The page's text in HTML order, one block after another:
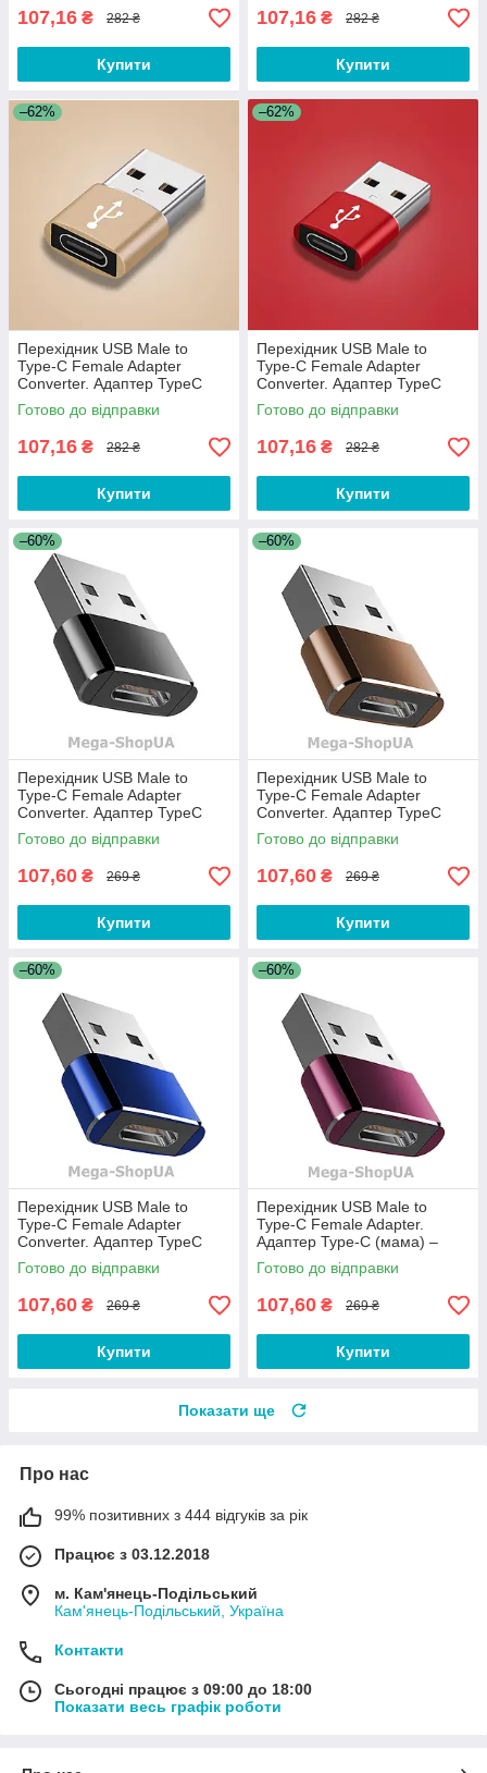
107,16 ₴ 282 ₴
Купити
107,16 ₴ 282 ₴
Купити
–62%
Перехідник USB Male to
Type-C Female Adapter
Converter. Адаптер TypeC
(мама) - USB (тато) WC32QS
Золотистий
Готово до відправки
107,16 ₴ 282 ₴
Купити
–62%
Перехідник USB Male to
Type-C Female Adapter
Converter. Адаптер TypeC
(мама) - USB (тато) WC32QS
Червоний
Готово до відправки
107,16 ₴ 282 ₴
Купити
–60%
Перехідник USB Male to
Type-C Female Adapter
Converter. Адаптер TypeC
(мама) - USB (тато) Чорний
Готово до відправки
107,60 ₴ 269 ₴
Купити
–60%
Перехідник USB Male to
Type-C Female Adapter
Converter. Адаптер TypeC
(мама) - USB (тато)
Коричневий
Готово до відправки
107,60 ₴ 269 ₴
Купити
–60%
Перехідник USB Male to
Type-C Female Adapter
Converter. Адаптер TypeC
(мама) - USB (тато) Синій
Готово до відправки
107,60 ₴ 269 ₴
Купити
–60%
Перехідник USB Male to
Type-C Female Adapter.
Адаптер Type-C (мама) –
USB (тато). Type-A to Type-C
Бордовий
Готово до відправки
107,60 ₴ 269 ₴
Купити
Показати ще
Про нас
99% позитивних з 444 відгуків за рік
Працює з 03.12.2018
м. Кам'янець-Подільський
Кам'янець-Подільський, Україна
Контакти
Сьогодні працює з 09:00 до 18:00
Показати весь графік роботи